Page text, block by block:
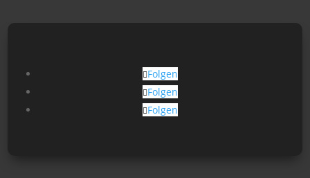
Folgen
Folgen
Folgen